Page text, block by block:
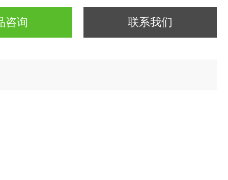
咨询 联系我们